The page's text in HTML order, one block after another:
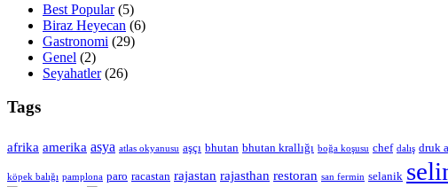
Best Popular(5)
Biraz Heyecan (6)
Gastronomi (29)
Genel (2)
Seyahatler(26)
Tags
afrika amerika asya atlas okyanusu aşçı bhutan bhutan krallığı boğa koşusu chef dalış druk
köpek balığı pamplona paro racastan rajastan rajasthan restoran san fermin selanik